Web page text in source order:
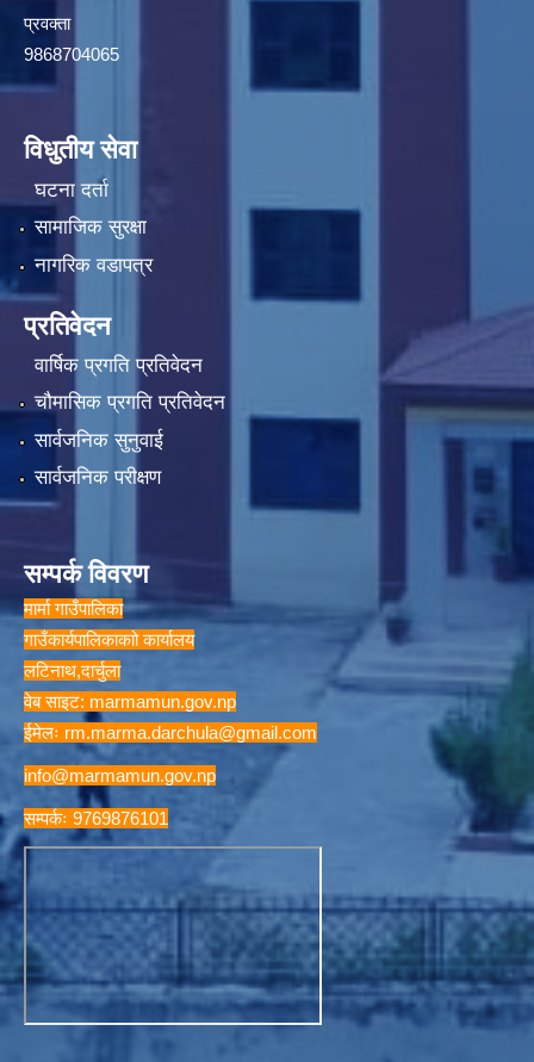
प्रवक्ता
9868704065
विधुतीय सेवा
घटना दर्ता
सामाजिक सुरक्षा
नागरिक वडापत्र
प्रतिवेदन
वार्षिक प्रगति प्रतिवेदन
चौमासिक प्रगति प्रतिवेदन
सार्वजनिक सुनुवाई
सार्वजनिक परीक्षण
सम्पर्क विवरण
मार्मा गाउँपालिका
गाउँकार्यपालिकाकाो कार्यालय
लटिनाथ,दार्चुला
वेब साइट: marmamun.gov.np
ईमेलः rm.marma.darchula@gmail.com
info@marmamun.gov.np
सम्पर्कः 9769876101